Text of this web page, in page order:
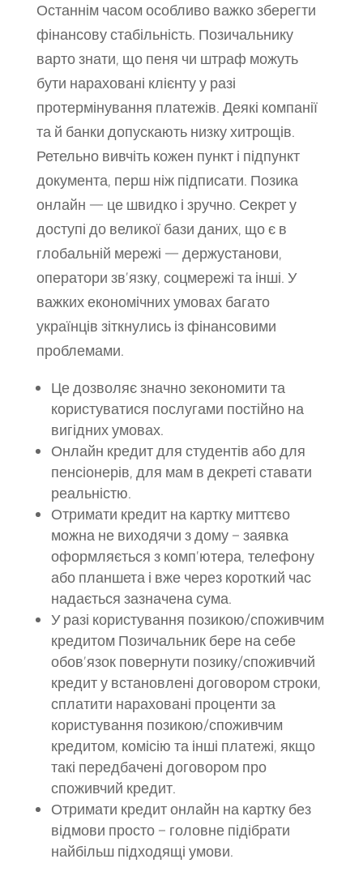
Останнім часом особливо важко зберегти
фінансову стабільність. Позичальнику
варто знати, що пеня чи штраф можуть
бути нараховані клієнту у разі
протермінування платежів. Деякі компанії
та й банки допускають низку хитрощів.
Ретельно вивчіть кожен пункт і підпункт
документа, перш ніж підписати. Позика
онлайн — це швидко і зручно. Секрет у
доступі до великої бази даних, що є в
глобальній мережі — держустанови,
оператори зв’язку, соцмережі та інші. У
важких економічних умовах багато
українців зіткнулись із фінансовими
проблемами.
Це дозволяє значно зекономити та
користуватися послугами постійно на
вигідних умовах.
Онлайн кредит для студентів або для
пенсіонерів, для мам в декреті ставати
реальністю.
Отримати кредит на картку миттєво
можна не виходячи з дому – заявка
оформляється з комп’ютера, телефону
або планшета і вже через короткий час
надається зазначена сума.
У разі користування позикою/споживчим
кредитом Позичальник бере на себе
обов’язок повернути позику/споживчий
кредит у встановлені договором строки,
сплатити нараховані проценти за
користування позикою/споживчим
кредитом, комісію та інші платежі, якщо
такі передбачені договором про
споживчий кредит.
Отримати кредит онлайн на картку без
відмови просто – головне підібрати
найбільш підходящі умови.